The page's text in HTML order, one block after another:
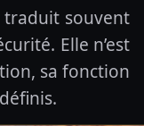
traduit souvent
Elle n’est
sa fonction